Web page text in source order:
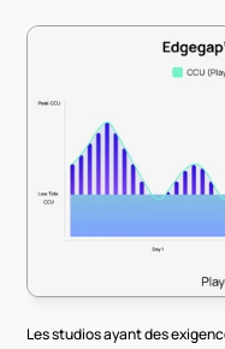
Les studios ayant des